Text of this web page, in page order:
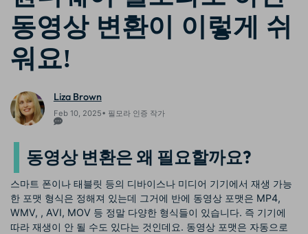
검색
동영상 변환이 이렇게 쉬
워요!
Liza Brown
Feb 10, 2025• 필모라 인증 작가
동영상 변환은 왜 필요할까요?
스마트 폰이나 태블릿 등의 디바이스나 미디어 기기에서 재생 가능
한 포맷 형식은 정해져 있는데 그거에 반에 동영상 포맷은 MP4,
WMV, , AVI, MOV 등 정말 다양한 형식들이 있습니다. 즉 기기에
따라 재생이 안 될 수도 있다는 것인데요. 동영상 포맷은 자동으로